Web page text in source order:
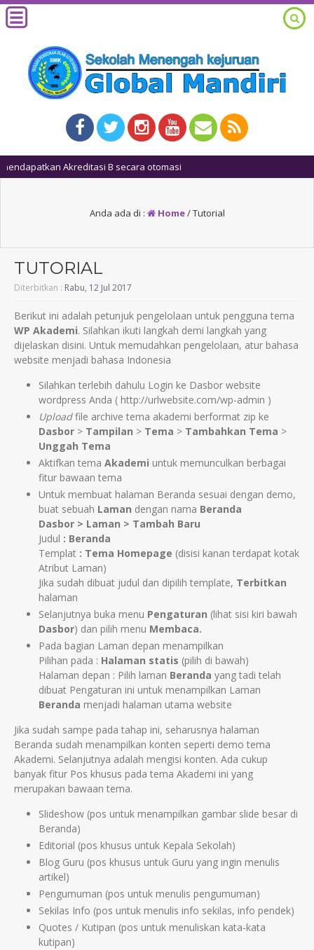
Anda ada di : Home/Tutorial
TUTORIAL
Diterbitkan : Rabu, 12 Jul 2017
Berikut ini adalah petunjuk pengelolaan untuk pengguna tema
WP Akademi. Silahkan ikuti langkah demi langkah yang
dijelaskan disini. Untuk memudahkan pengelolaan, atur bahasa
website menjadi bahasa Indonesia
Silahkan terlebih dahulu Login ke Dasbor website
wordpress Anda ( http://urlwebsite.com/wp-admin )
Uploadfile archive tema akademi berformat zip ke
Dasbor > Tampilan > Tema > Tambahkan Tema >
Unggah Tema
Aktifkan tema Akademi untuk memunculkan berbagai
fitur bawaan tema
Untuk membuat halaman Beranda sesuai dengan demo,
buat sebuah Laman dengan nama Beranda
Dasbor > Laman > Tambah Baru
Judul : Beranda
Templat : Tema Homepage (disisi kanan terdapat kotak
Atribut Laman)
Jika sudah dibuat judul dan dipilih template, Terbitkan
halaman
Selanjutnya buka menu Pengaturan (lihat sisi kiri bawah
Dasbor) dan pilih menu Membaca.
Pada bagian Laman depan menampilkan
Pilihan pada : Halaman statis (pilih di bawah)
Halaman depan : Pilih laman Beranda yang tadi telah
dibuat Pengaturan ini untuk menampilkan Laman
Beranda menjadi halaman utama website
Jika sudah sampe pada tahap ini, seharusnya halaman
Beranda sudah menampilkan konten seperti demo tema
Akademi. Selanjutnya adalah mengisi konten. Ada cukup
banyak fitur Pos khusus pada tema Akademi ini yang
merupakan bawaan tema.
Slideshow (pos untuk menampilkan gambar slide besar di
Beranda)
Editorial (pos khusus untuk Kepala Sekolah)
Blog Guru (pos khusus untuk Guru yang ingin menulis
artikel)
Pengumuman (pos untuk menulis pengumuman)
Sekilas Info (pos untuk menulis info sekilas, info pendek)
Quotes / Kutipan (pos untuk menuliskan kata-kata
kutipan)